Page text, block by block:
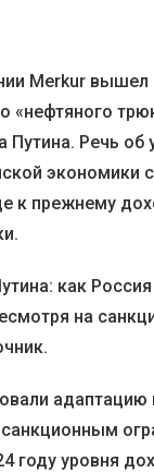
Merkur вышел
«нефтяного
Путина. Речь об
экономики
к прежнему
как
на
адаптацию
году уровня